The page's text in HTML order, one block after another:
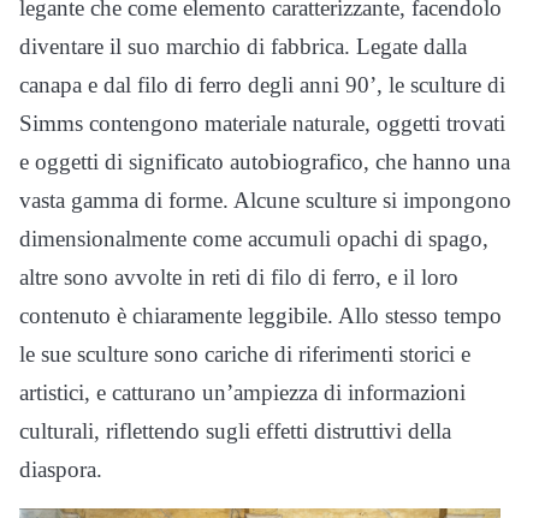
legante che come elemento caratterizzante, facendolo
diventare il suo marchio di fabbrica. Legate dalla
canapa e dal filo di ferro degli anni 90’, le sculture di
Simms contengono materiale naturale, oggetti trovati
e oggetti di significato autobiografico, che hanno una
vasta gamma di forme. Alcune sculture si impongono
dimensionalmente come accumuli opachi di spago,
altre sono avvolte in reti di filo di ferro, e il loro
contenuto è chiaramente leggibile. Allo stesso tempo
le sue sculture sono cariche di riferimenti storici e
artistici, e catturano un’ampiezza di informazioni
culturali, riflettendo sugli effetti distruttivi della
diaspora.